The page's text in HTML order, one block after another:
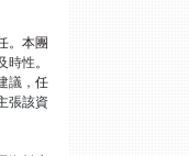
。本團
時性。
議， 任
張該資